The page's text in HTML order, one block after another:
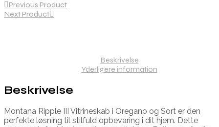
Previous Product
Next Product
Beskrivelse
Yderligere information
Beskrivelse
Montana Ripple III Vitrineskab i Oregano og Sort er den
perfekte løsning til stilfuld opbevaring i dit hjem. Dette